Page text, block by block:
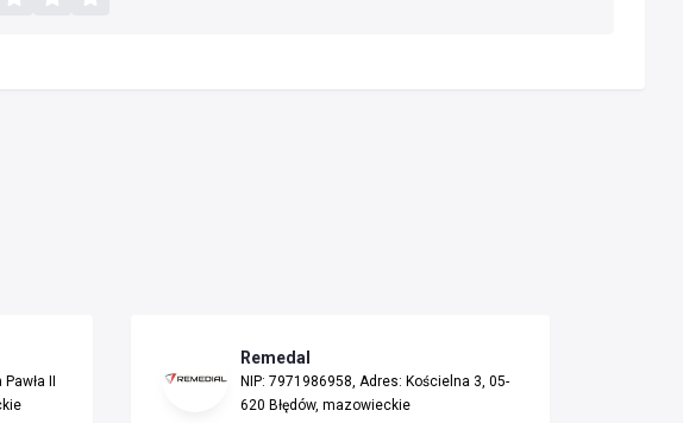
II
Remedal
NIP: 7971986958, Adres: Kościelna 3, 05-
620 Błędów, mazowieckie